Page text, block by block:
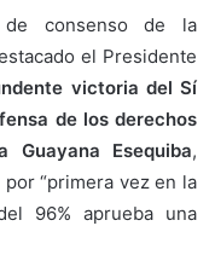
de consenso de la
el Presidente
victoria del Sí
de los derechos
Guayana Esequiba,
“primera vez en la
96% aprueba una